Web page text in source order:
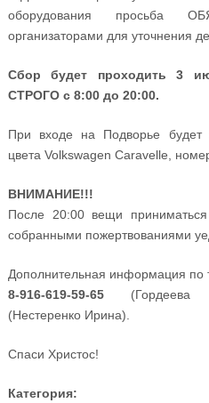
оборудования просьба
организаторами для уточнения
Сбор будет проходить 3
СТРОГО с 8:00 до 20:00.
При входе на Подворье будет
цвета Volkswagen Caravelle,
ВНИМАНИЕ!!!
После 20:00 вещи
собранными пожертвованиями
Дополнительная информация по
8-916-619-59-65
(Нестеренко Ирина).
Спаси Христос!
Категория: